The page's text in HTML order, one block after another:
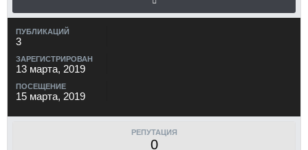
ПУБЛИКАЦИЙ
3
ЗАРЕГИСТРИРОВАН
13 марта, 2019
ПОСЕЩЕНИЕ
15 марта, 2019
РЕПУТАЦИЯ
0